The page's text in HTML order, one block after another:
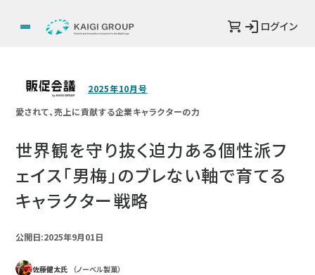
ログイン
2025年10月号
愛されて、売上に貢献する企業キャラクターの力
世界観を守り抜く迫力ある個性派フ
ェイス「男梅」のブレない軸で育てる
キャラクター戦略
公開日:2025年9月01日
佐藤健太氏 （ノーベル製菓）